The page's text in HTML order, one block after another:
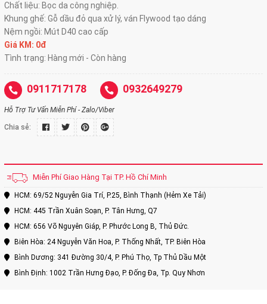
Chất liệu: Bọc da công nghiệp.
Khung ghế: Gỗ dầu đỏ qua xử lý, ván Flywood tạo dáng
Nệm ngồi: Mút D40 cao cấp
Giá KM: 0đ
Tình trạng: Hàng mới - Còn hàng
0911717178 0932649279
Hỗ Trợ Tư Vấn Miễn Phí - Zalo/Viber
Chia sẻ:
Miễn Phí Giao Hàng Tại TP. Hồ Chí Minh
HCM: 69/52 Nguyễn Gia Trí, P.25, Bình Thạnh (Hẻm Xe Tải)
HCM: 445 Trần Xuân Soạn, P. Tân Hưng, Q7
HCM: 656 Võ Nguyên Giáp, P. Phước Long B, Thủ Đức.
Biên Hòa: 24 Nguyễn Văn Hoa, P. Thống Nhất, TP. Biên Hòa
Bình Dương: 341 Đường 30/4, P. Phú Thọ, Tp Thủ Dầu Một
Bình Định: 1002 Trần Hưng Đạo, P. Đống Đa, Tp. Quy Nhơn